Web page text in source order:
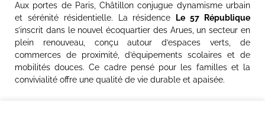
Aux portes de Paris, Châtillon conjugue dynamisme urbain
et sérénité résidentielle. La résidence
Le 57 République
s’inscrit dans le nouvel écoquartier des Arues, un secteur en
plein renouveau, conçu autour d’espaces verts, de
commerces de proximité, d’équipements scolaires et de
mobilités douces. Ce cadre pensé pour les familles et la
convivialité offre une qualité de vie durable et apaisée.